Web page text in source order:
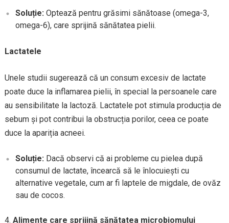
Soluție: Optează pentru grăsimi sănătoase (omega-3,
omega-6), care sprijină sănătatea pielii.
Lactatele
Unele studii sugerează că un consum excesiv de lactate
poate duce la inflamarea pielii, în special la persoanele care
au sensibilitate la lactoză. Lactatele pot stimula producția de
sebum și pot contribui la obstrucția porilor, ceea ce poate
duce la apariția acneei.
Soluție: Dacă observi că ai probleme cu pielea după
consumul de lactate, încearcă să le înlocuiești cu
alternative vegetale, cum ar fi laptele de migdale, de ovăz
sau de cocos.
Alimente care sprijină sănătatea microbiomului